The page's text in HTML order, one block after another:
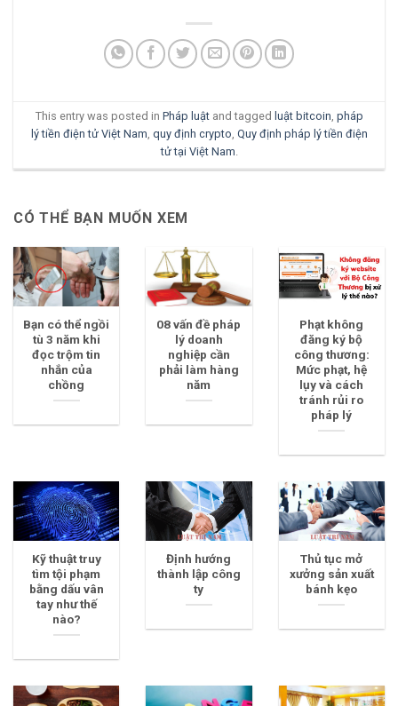
This entry was posted in Pháp luậtand tagged luật bitcoin, pháp
lý tiền điện tử Việt Nam, quy định crypto, Quy định pháp lý tiền điện
tử tại Việt Nam.
CÓ THỂ BẠN MUỐN XEM
Bạn có thể ngồi
tù 3 năm khi
đọc trộm tin
nhắn của
chồng
08 vấn đề pháp
lý doanh
nghiệp cần
phải làm hàng
năm
Phạt không
đăng ký bộ
công thương:
Mức phạt, hệ
lụy và cách
tránh rủi ro
pháp lý
Kỹ thuật truy
tìm tội phạm
bằng dấu vân
tay như thế
nào?
Định hướng
thành lập công
ty
Thủ tục mở
xưởng sản xuất
bánh kẹo